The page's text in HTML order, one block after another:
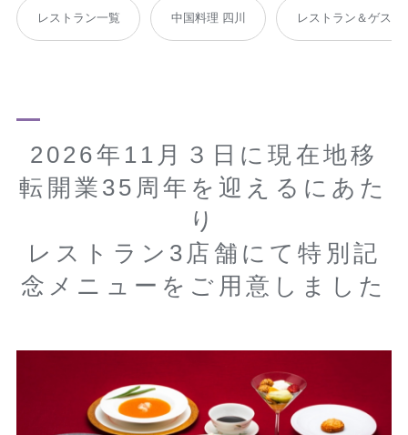
レストラン一覧 中国料理 四川 レストラン＆ゲス
2026年11月３日に現在地移
転開業35周年を迎えるにあた
り
レストラン3店舗にて特別記
念メニューをご用意しました